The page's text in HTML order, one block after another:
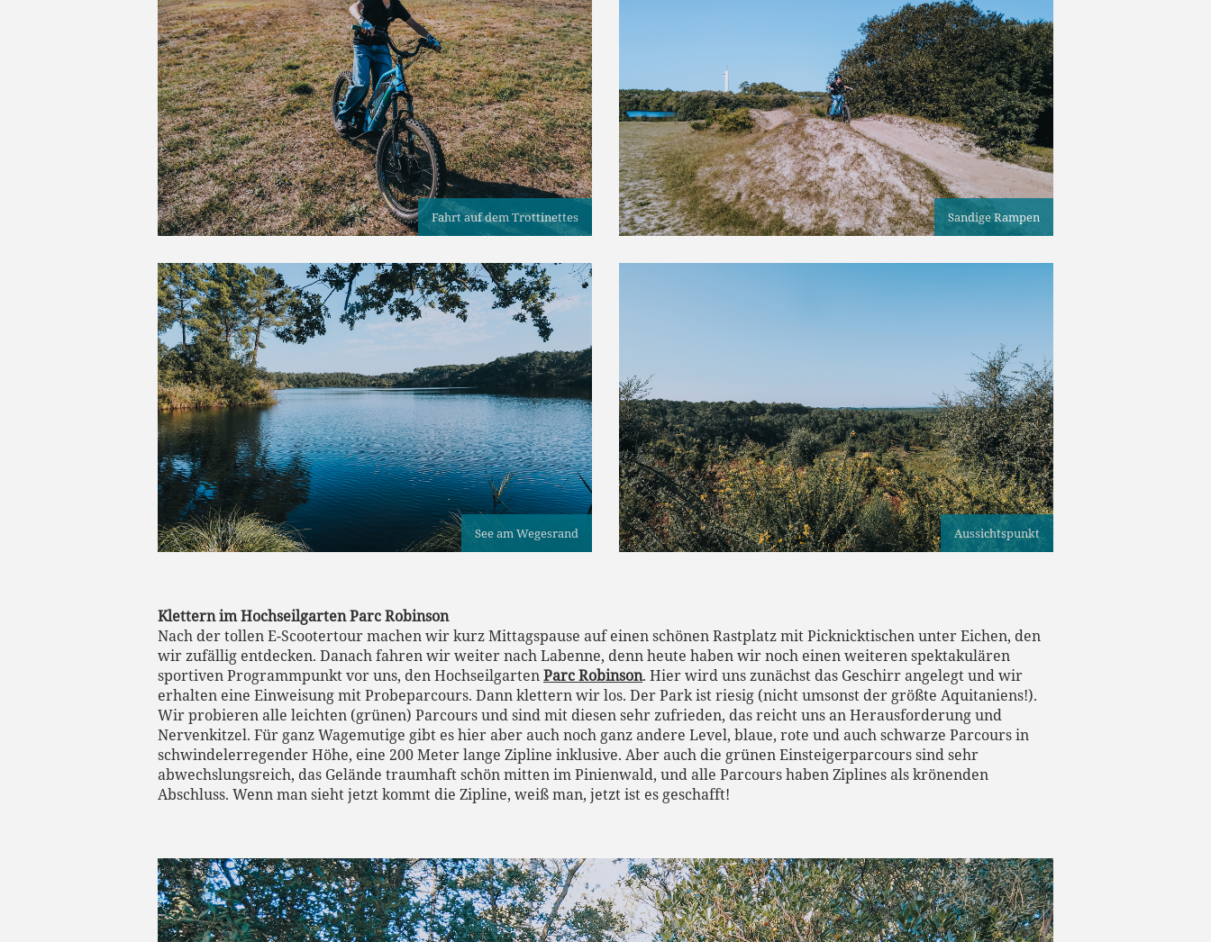
Fahrt auf dem Trottinettes Sandige Rampen
See am Wegesrand Aussichtspunkt
Klettern im Hochseilgarten Parc Robinson
Nach der tollen E-Scootertour machen wir kurz Mittagspause auf einen schönen Rastplatz mit Picknicktischen unter Eichen, den
wir zufällig entdecken. Danach fahren wir weiter nach Labenne, denn heute haben wir noch einen weiteren spektakulären
sportiven Programmpunkt vor uns, den HochseilgartenParc Robinson. Hier wird uns zunächst das Geschirr angelegt und wir
erhalten eine Einweisung mit Probeparcours. Dann klettern wir los. Der Park ist riesig (nicht umsonst der größte Aquitaniens!).
Wir probieren alle leichten (grünen) Parcours und sind mit diesen sehr zufrieden, das reicht uns an Herausforderung und
Nervenkitzel. Für ganz Wagemutige gibt es hier aber auch noch ganz andere Level, blaue, rote und auch schwarze Parcours in
schwindelerregender Höhe, eine 200 Meter lange Zipline inklusive. Aber auch die grünen Einsteigerparcours sind sehr
abwechslungsreich, das Gelände traumhaft schön mitten im Pinienwald, und alle Parcours haben Ziplines als krönenden
Abschluss. Wenn man sieht jetzt kommt die Zipline, weiß man, jetzt ist es geschafft!